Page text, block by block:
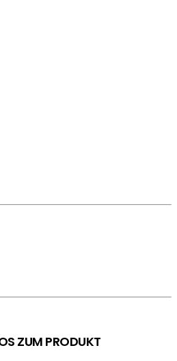
ZUM PRODUKT